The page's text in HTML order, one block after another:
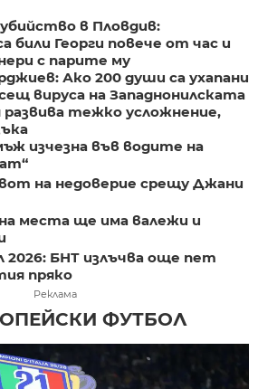
в Пловдив:
били Георги повече от час и
с парите му
Ако 200 души са ухапани
вируса на Западнонилската
развива тежко усложнение,
изчезна във водите на
на недоверие срещу Джани
места ще има валежи и
2026: БНТ излъчва още пет
пряко
Реклама
ФУТБОЛ